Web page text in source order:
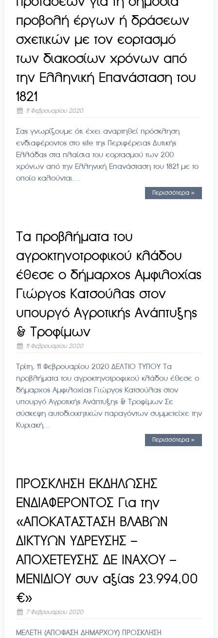
προβολή έργων ή δράσεων
σχετικών με τον εορτασμό
των διακοσίων χρόνων από
την Ελληνική Επανάσταση του
1821
11 Φεβρουαρίου 2020
Σας γνωρίζουμε ότι έχει αναρτηθεί πρόσκληση
ενδιαφέροντος στο site της Περιφέρειας Δυτικής
Ελλάδας στα πλαίσια του εορτασμού των 200
χρόνων από την Ελληνική Επανάσταση του 1821 με το
οποίο καλούνται…
Περισσότερα »
Τα προβλήματα του
αγροκτηνοτροφικού κλάδου
έθεσε ο δήμαρχος Αμφιλοχίας
Γιώργος Κατσούλας στον
υπουργό Αγροτικής Ανάπτυξης
& Τροφίμων
11 Φεβρουαρίου 2020
Τρίτη, 11 Φεβρουαρίου 2020 ΔΕΛΤΙΟ ΤΥΠΟΥ Τα
προβλήματα του αγροκτηνοτροφικού κλάδου έθεσε ο
δήμαρχος Αμφιλοχίας Γιώργος Κατσούλας στον
υπουργό Αγροτικής Ανάπτυξης & Τροφίμων Σε
σύσκεψη αυτοδιοικητικών παραγόντων συμμετείχε την
Κυριακή…
Περισσότερα »
ΠΡΟΣΚΛΗΣΗ ΕΚΔΗΛΩΣΗΣ
ΕΝΔΙΑΦΕΡΟΝΤΟΣ Για την
«ΑΠΟΚΑΤΑΣΤΑΣΗ ΒΛΑΒΩΝ
ΔΙΚΤΥΩΝ ΥΔΡΕΥΣΗΣ –
ΑΠΟΧΕΤΕΥΣΗΣ ΔΕ ΙΝΑΧΟΥ –
ΜΕΝΙΔΙΟΥ συν αξίας 23.994,00
€»
7 Φεβρουαρίου 2020
ΜΕΛΕΤΗ (ΑΠΟΦΑΣΗ ΔΗΜΑΡΧΟΥ) ΠΡΟΣΚΛΗΣΗ